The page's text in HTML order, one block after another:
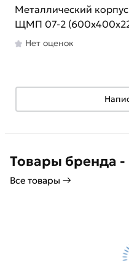
Металлический корпус
ЩМП 07-2
Нет оценок
Товары бренда -
Все товары →